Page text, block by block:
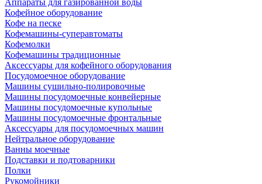
Аппараты для газированной воды
Кофейное оборудование
Кофе на песке
Кофемашины-суперавтоматы
Кофемолки
Кофемашины традиционные
Аксессуары для кофейного оборудования
Посудомоечное оборудование
Машины сушильно-полировочные
Машины посудомоечные конвейерные
Машины посудомоечные купольные
Машины посудомоечные фронтальные
Аксессуары для посудомоечных машин
Нейтральное оборудование
Ванны моечные
Подставки и подтоварники
Полки
Рукомойники